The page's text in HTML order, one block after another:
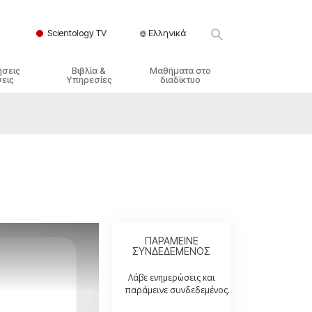
Scientology TV Ελληνικά
Βιβλία &
Υπηρεσίες
Μαθήματα στο
διαδίκτυο
Βοηθήματα για Ασθένειες και
ΠΑΡΑΜΕΙΝΕ
ΣΥΝΔΕΔΕΜΕΝΟΣ
Λάβε ενημερώσεις και
παράμεινε συνδεδεμένος.